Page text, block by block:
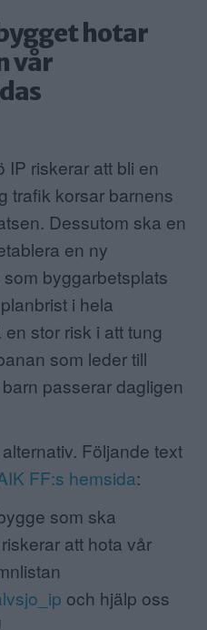
hotar
vår
IP riskerar att bli en
trafik korsar barnens
Dessutom ska en
en ny
byggarbetsplats
i hela
stor risk i att tung
som leder till
passerar dagligen
Följande text
FF:s hemsida:
som ska
att hota vår
och hjälp oss